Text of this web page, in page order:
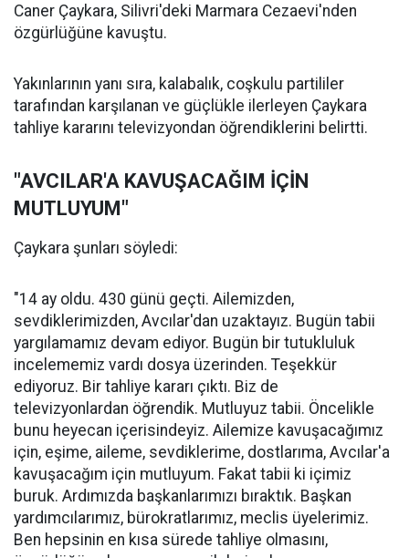
Caner Çaykara, Silivri'deki Marmara Cezaevi'nden
özgürlüğüne kavuştu.
Yakınlarının yanı sıra, kalabalık, coşkulu partililer
tarafından karşılanan ve güçlükle ilerleyen Çaykara
tahliye kararını televizyondan öğrendiklerini belirtti.
"AVCILAR'A KAVUŞACAĞIM İÇİN
MUTLUYUM"
Çaykara şunları söyledi:
"14 ay oldu. 430 günü geçti. Ailemizden,
sevdiklerimizden, Avcılar'dan uzaktayız. Bugün tabii
yargılamamız devam ediyor. Bugün bir tutukluluk
incelememiz vardı dosya üzerinden. Teşekkür
ediyoruz. Bir tahliye kararı çıktı. Biz de
televizyonlardan öğrendik. Mutluyuz tabii. Öncelikle
bunu heyecan içerisindeyiz. Ailemize kavuşacağımız
için, eşime, aileme, sevdiklerime, dostlarıma, Avcılar'a
kavuşacağım için mutluyum. Fakat tabii ki içimiz
buruk. Ardımızda başkanlarımızı bıraktık. Başkan
yardımcılarımız, bürokratlarımız, meclis üyelerimiz.
Ben hepsinin en kısa sürede tahliye olmasını,